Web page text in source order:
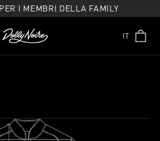
I MEMBRI DELLA FAMILY
IT